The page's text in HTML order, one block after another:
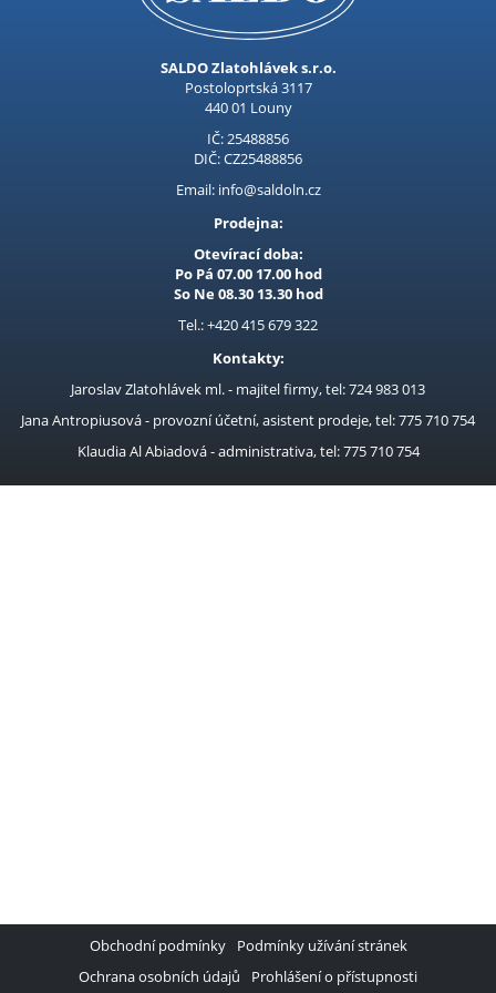
Prodejna LOUNY - nezařazené
Pracovní oděvy
SALDO Zlatohlávek s.r.o.
Postoloprtská 3117
440 01 Louny
IČ: 25488856
DIČ: CZ25488856
Email: info@saldoln.cz
Prodejna:
Otevírací doba:
Po Pá 07.00 17.00 hod
So Ne 08.30 13.30 hod
Tel.: +420 415 679 322
Kontakty:
Jaroslav Zlatohlávek ml. - majitel firmy, tel: 724 983 013
Jana Antropiusová - provozní účetní, asistent prodeje, tel: 775 710 754
Klaudia Al Abiadová - administrativa, tel: 775 710 754
Obchodní podmínky
Podmínky užívání stránek
Ochrana osobních údajů
Prohlášení o přístupnosti